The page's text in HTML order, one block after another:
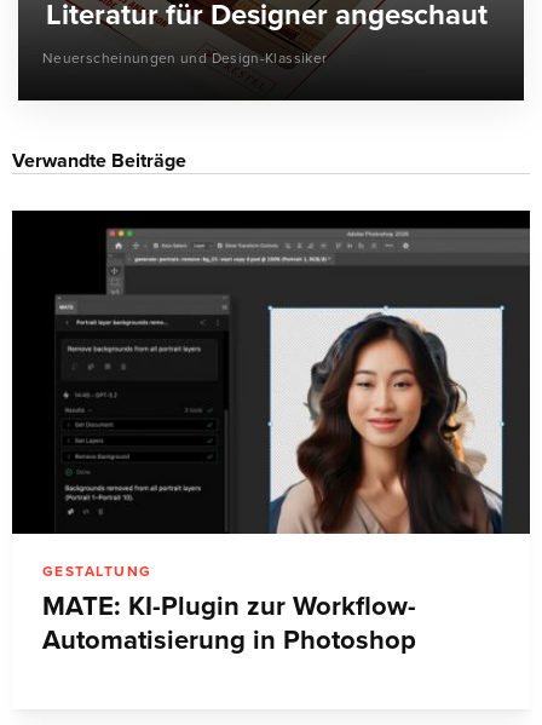
Literatur für Designer angeschaut
Neuerscheinungen und Design-Klassiker
Verwandte Beiträge
GESTALTUNG
MATE: KI-Plugin zur Workflow-
Automatisierung in Photoshop